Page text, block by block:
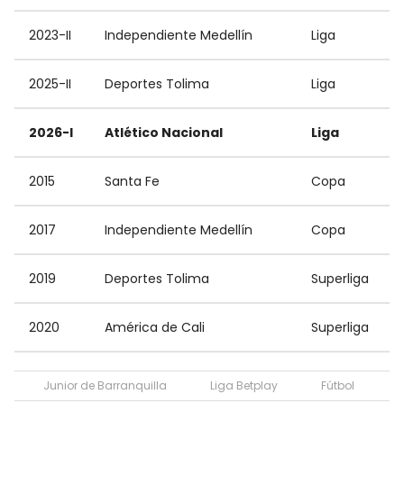
2023-II Independiente Medellín Liga
2025-II Deportes Tolima Liga
2026-I Atlético Nacional Liga
2015 Santa Fe Copa
2017 Independiente Medellín Copa
2019 Deportes Tolima Superliga
2020 América de Cali Superliga
Junior de Barranquilla Liga Betplay Fútbol